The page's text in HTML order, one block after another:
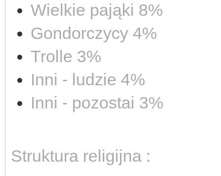
Wielkie pająki 8%
Gondorczycy 4%
Trolle 3%
Inni - ludzie 4%
Inni - pozostai 3%
Struktura religijna :